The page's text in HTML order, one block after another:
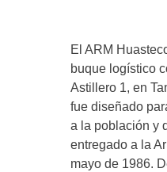
El ARM
buque logístico
Astillero 1, en
fue diseñado
a la población y
entregado a la
mayo de 1986.